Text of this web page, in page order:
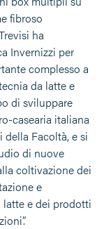
fibroso
ha
Invernizzi per
complesso a
da latte e
di sviluppare
casearia italiana
Facoltà, e si
di nuove
coltivazione dei
e
latte e dei prodotti